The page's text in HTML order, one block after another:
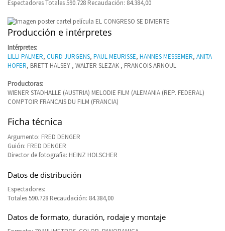
Espectadores Totales 590.728 Recaudación: 84.384,00
Producción e intérpretes
Intérpretes:
LILLI PALMER, CURD JURGENS, PAUL MEURISSE, HANNES MESSEMER, ANITA
HOFER, BRETT HALSEY , WALTER SLEZAK , FRANCOIS ARNOUL
Productoras:
WIENER STADHALLE (AUSTRIA) MELODIE FILM (ALEMANIA (REP. FEDERAL)
COMPTOIR FRANCAIS DU FILM (FRANCIA)
Ficha técnica
Argumento: FRED DENGER
Guión: FRED DENGER
Director de fotografía: HEINZ HOLSCHER
Datos de distribución
Espectadores:
Totales 590.728 Recaudación: 84.384,00
Datos de formato, duración, rodaje y montaje